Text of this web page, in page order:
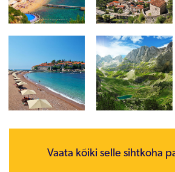
Vaata kõiki selle sihtkoha